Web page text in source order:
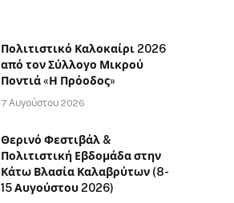
Πολιτιστικό Καλοκαίρι 2026
από τον Σύλλογο Μικρού
Ποντιά «Η Πρόοδος»
7 Αυγούστου 2026
Θερινό Φεστιβάλ &
Πολιτιστική Εβδομάδα στην
Κάτω Βλασία Καλαβρύτων (8-
15 Αυγούστου 2026)